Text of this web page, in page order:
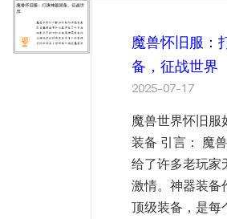
魔兽怀旧服：
备，征战世界
2025-07-17
魔兽世界怀旧服
装备 引言： 魔
给了许多老玩家
激情。神器装备
顶级装备，是每